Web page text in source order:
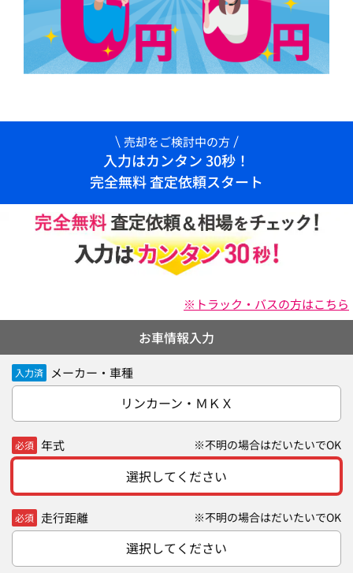
売却をご検討中の方
入力はカンタン 30秒！
完全無料 査定依頼スタート
※トラック・バスの方はこちら
お車情報入力
入力済 メーカー・車種
リンカーン・ＭＫＸ
必須 年式 ※不明の場合はだいたいでOK
選択してください
必須 走行距離 ※不明の場合はだいたいでOK
選択してください